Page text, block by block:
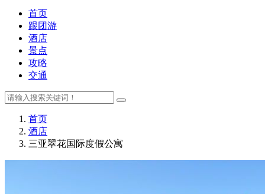
首页
跟团游
酒店
景点
攻略
交通
首页
酒店
三亚翠花国际度假公寓